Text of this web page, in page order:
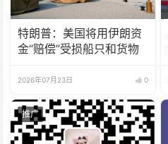
特朗普：美国将用伊朗资
金“赔偿”受损船只和货物
2026年07月23日 0
推广